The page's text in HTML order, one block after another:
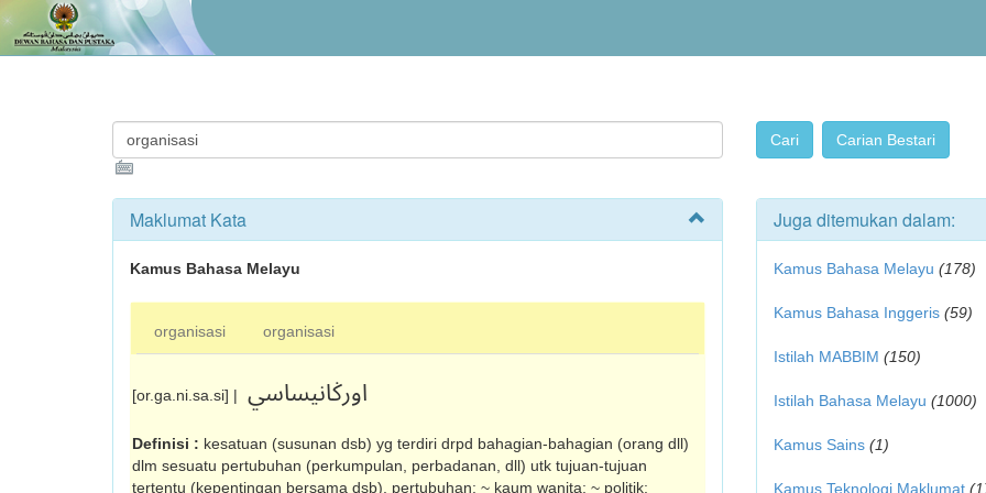
Maklumat Kata
Kamus Bahasa Melayu
organisasi organisasi
[or.ga.ni.sa.si] | اورݢانيساسي
Definisi : kesatuan (susunan dsb) yg terdiri drpd bahagian-bahagian (orang dll)
dlm se­suatu pertubuhan (perkumpulan, perbadanan, dll) utk tujuan-tujuan
tertentu (kepentingan bersama dsb), pertubuhan: ~ kaum wanita; ~ politik;
Juga ditemukan dalam:
Kamus Bahasa Melayu (178)
Kamus Bahasa Inggeris (59)
Istilah MABBIM (150)
Istilah Bahasa Melayu (1000)
Kamus Sains (1)
Kamus Teknologi Maklumat